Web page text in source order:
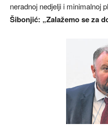
neradnoj nedjelji i minimalnoj
Šibonjić: „Zalažemo se za